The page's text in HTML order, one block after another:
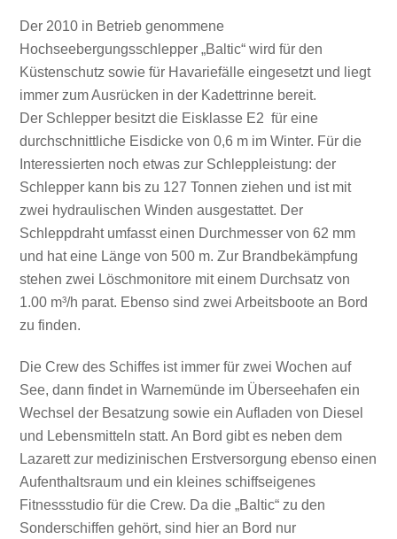
Der 2010 in Betrieb genommene
Hochseebergungsschlepper „Baltic“ wird für den
Küstenschutz sowie für Havariefälle eingesetzt und liegt
immer zum Ausrücken in der Kadettrinne bereit.
Der Schlepper besitzt die Eisklasse E2 für eine
durchschnittliche Eisdicke von 0,6 m im Winter. Für die
Interessierten noch etwas zur Schleppleistung: der
Schlepper kann bis zu 127 Tonnen ziehen und ist mit
zwei hydraulischen Winden ausgestattet. Der
Schleppdraht umfasst einen Durchmesser von 62 mm
und hat eine Länge von 500 m. Zur Brandbekämpfung
stehen zwei Löschmonitore mit einem Durchsatz von
1.00 m³/h parat. Ebenso sind zwei Arbeitsboote an Bord
zu finden.
Die Crew des Schiffes ist immer für zwei Wochen auf
See, dann findet in Warnemünde im Überseehafen ein
Wechsel der Besatzung sowie ein Aufladen von Diesel
und Lebensmitteln statt. An Bord gibt es neben dem
Lazarett zur medizinischen Erstversorgung ebenso einen
Aufenthaltsraum und ein kleines schiffseigenes
Fitnessstudio für die Crew. Da die „Baltic“ zu den
Sonderschiffen gehört, sind hier an Bord nur